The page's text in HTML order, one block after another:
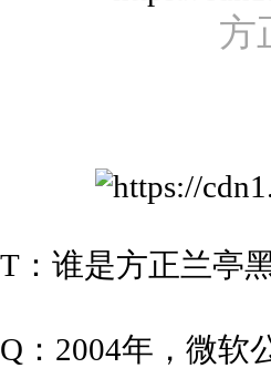
方
T：谁是方正兰亭
Q： 2004年，微软